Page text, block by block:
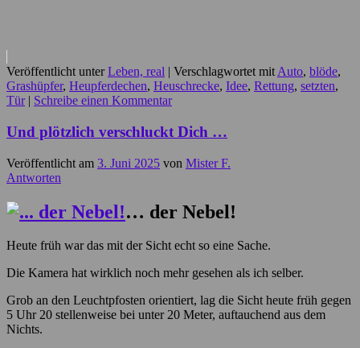
Veröffentlicht unter Leben, real | Verschlagwortet mit Auto, blöde,
Grashüpfer, Heupferdechen, Heuschrecke, Idee, Rettung, setzten,
Tür | Schreibe einen Kommentar
Und plötzlich verschluckt Dich …
Veröffentlicht am 3. Juni 2025 von Mister F.
Antworten
… der Nebel!
Heute früh war das mit der Sicht echt so eine Sache.
Die Kamera hat wirklich noch mehr gesehen als ich selber.
Grob an den Leuchtpfosten orientiert, lag die Sicht heute früh gegen
5 Uhr 20 stellenweise bei unter 20 Meter, auftauchend aus dem
Nichts.